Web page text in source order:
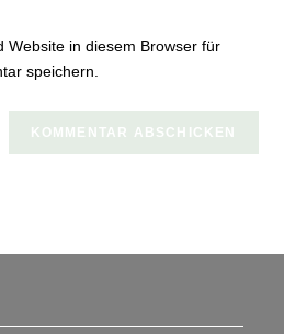
Website in diesem Browser für
speichern.